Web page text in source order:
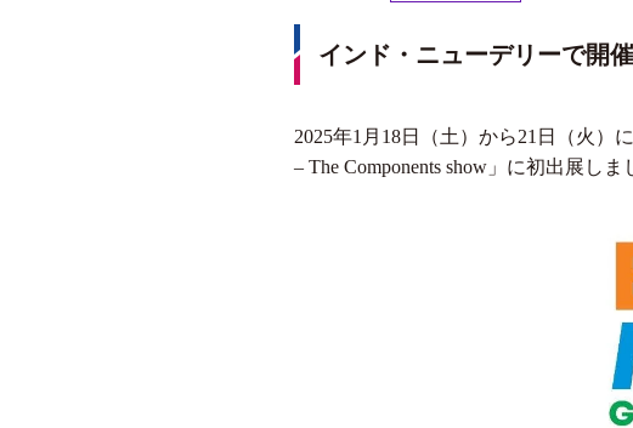
インド・ニューデリーで開
2025年1月18日（土）から21日（火）
– The Components show」に初出展しま